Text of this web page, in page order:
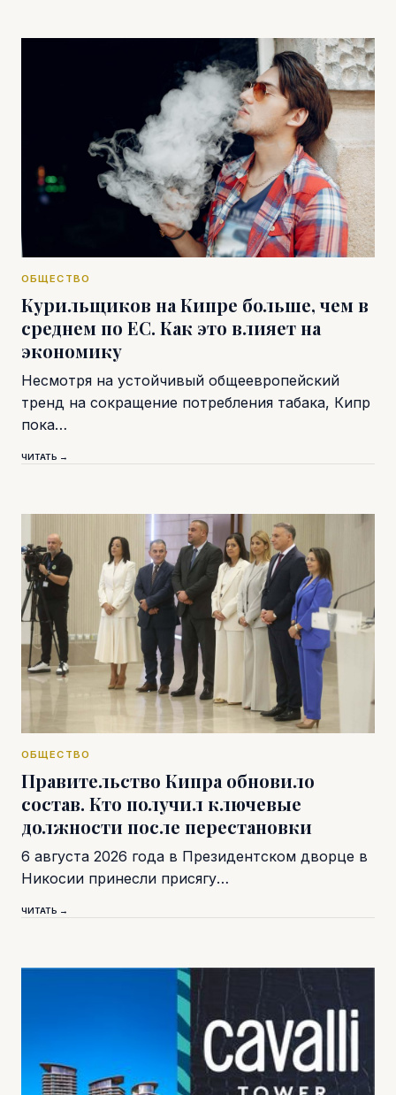
ОБЩЕСТВО
Курильщиков на Кипре больше, чем в
среднем по ЕС. Как это влияет на
экономику
Несмотря на устойчивый общеевропейский
тренд на сокращение потребления табака, Кипр
пока…
ЧИТАТЬ →
ОБЩЕСТВО
Правительство Кипра обновило
состав. Кто получил ключевые
должности после перестановки
6 августа 2026 года в Президентском дворце в
Никосии принесли присягу…
ЧИТАТЬ →